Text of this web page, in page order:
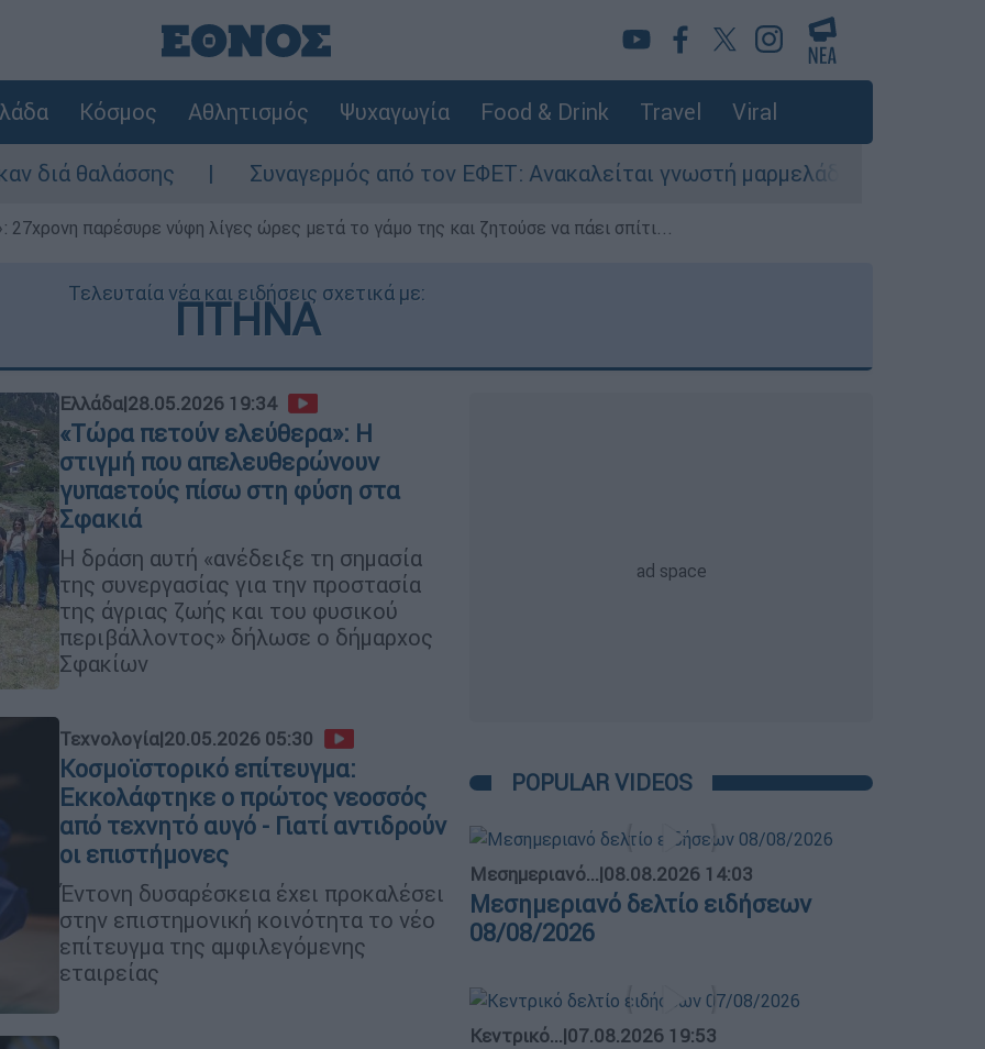
Κόσμος Αθλητισμός Ψυχαγωγία Food & Drink Travel Viral
Συναγερμός από τον ΕΦΕΤ: Ανακαλείται γνωστή μαρμελάδα - Κίνδυνος θραύσης στη
παρέσυρε νύφη λίγες ώρες μετά το γάμο της και ζητούσε να πάει σπίτι...
Τελευταία νέα και ειδήσεις σχετικά με:
ΠΤΗΝΑ
Ελλάδα|28.05.2026 19:34
«Τώρα πετούν ελεύθερα»: Η
στιγμή που απελευθερώνουν
γυπαετούς πίσω στη φύση στα
Σφακιά
Η δράση αυτή «ανέδειξε τη σημασία
της συνεργασίας για την προστασία
της άγριας ζωής και του φυσικού
περιβάλλοντος» δήλωσε ο δήμαρχος
Σφακίων
Τεχνολογία|20.05.2026 05:30
Κοσμοϊστορικό επίτευγμα:
Εκκολάφτηκε ο πρώτος νεοσσός
από τεχνητό αυγό - Γιατί αντιδρούν
οι επιστήμονες
Έντονη δυσαρέσκεια έχει προκαλέσει
στην επιστημονική κοινότητα το νέο
επίτευγμα της αμφιλεγόμενης
εταιρείας
POPULAR VIDEOS
Μεσημεριανό...|08.08.2026 14:03
Μεσημεριανό δελτίο ειδήσεων
08/08/2026
Κεντρικό...|07.08.2026 19:53